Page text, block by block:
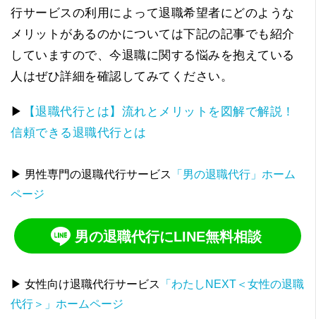
行サービスの利用によって退職希望者にどのような
メリットがあるのかについては下記の記事でも紹介
していますので、今退職に関する悩みを抱えている
人はぜひ詳細を確認してみてください。
▶
【退職代行とは】流れとメリットを図解で解説！
信頼できる退職代行とは
▶ 男性専門の退職代行サービス
「男の退職代行」ホーム
ページ
男の退職代行にLINE無料相談
▶ 女性向け退職代行サービス
「わたしNEXT＜女性の退職
代行＞」ホームページ